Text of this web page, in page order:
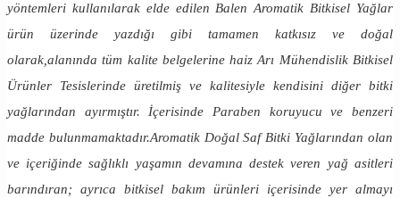
yöntemleri kullanılarak elde edilen Balen Aromatik Bitkisel Yağlar
ürün üzerinde yazdığı gibi tamamen katkısız ve doğal
olarak,alanında tüm kalite belgelerine haiz Arı Mühendislik Bitkisel
Ürünler Tesislerinde üretilmiş ve kalitesiyle kendisini diğer bitki
yağlarından ayırmıştır. İçerisinde Paraben koruyucu ve benzeri
madde bulunmamaktadır.Aromatik Doğal Saf Bitki Yağlarından olan
ve içeriğinde sağlıklı yaşamın devamına destek veren yağ asitleri
barındıran; ayrıca bitkisel bakım ürünleri içerisinde yer almayı